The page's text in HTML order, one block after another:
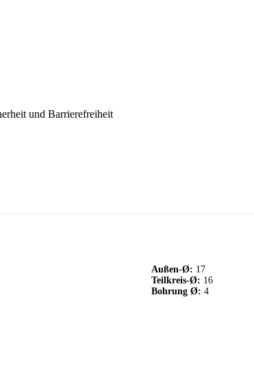
und Barrierefreiheit
Außen-Ø: 17
Teilkreis-Ø: 16
Bohrung Ø: 4